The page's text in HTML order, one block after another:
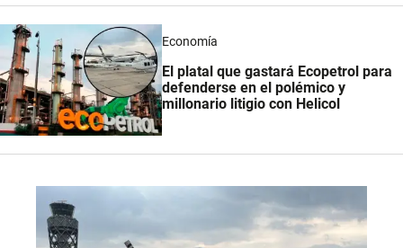
Economía
El platal que gastará Ecopetrol para
defenderse en el polémico y
millonario litigio con Helicol